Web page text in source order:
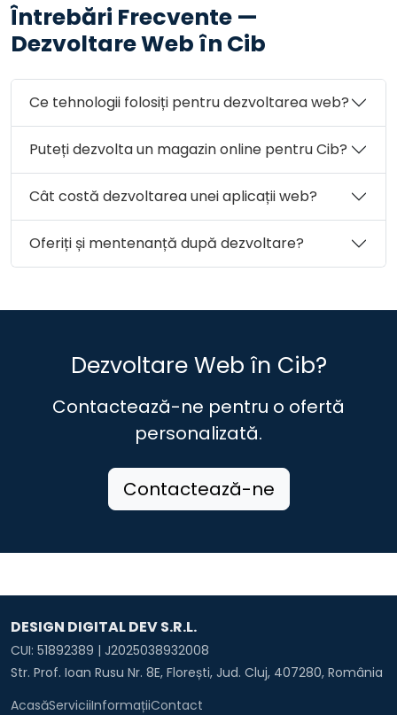
Întrebări Frecvente —
Dezvoltare Web în Cib
Ce tehnologii folosiți pentru dezvoltarea web?
Puteți dezvolta un magazin online pentru Cib?
Cât costă dezvoltarea unei aplicații web?
Oferiți și mentenanță după dezvoltare?
Dezvoltare Web în Cib?
Contactează-ne pentru o ofertă
personalizată.
Contactează-ne
DESIGN DIGITAL DEV S.R.L.
CUI: 51892389 | J2025038932008
Str. Prof. Ioan Rusu Nr. 8E, Florești, Jud. Cluj, 407280, România
AcasăServiciiInformațiiContact